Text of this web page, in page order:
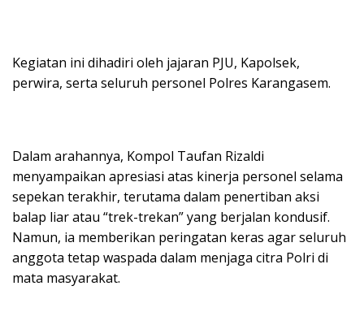
Kegiatan ini dihadiri oleh jajaran PJU, Kapolsek,
perwira, serta seluruh personel Polres Karangasem.
Dalam arahannya, Kompol Taufan Rizaldi
menyampaikan apresiasi atas kinerja personel selama
sepekan terakhir, terutama dalam penertiban aksi
balap liar atau “trek-trekan” yang berjalan kondusif.
Namun, ia memberikan peringatan keras agar seluruh
anggota tetap waspada dalam menjaga citra Polri di
mata masyarakat.